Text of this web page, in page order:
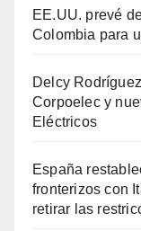
EE.UU. prevé
Colombia para
Delcy
Corpoelec y
Eléctricos
España
fronterizos con
retirar las